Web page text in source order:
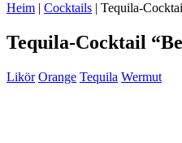
Heim | Cocktails | Tequila-
Tequila-Cocktail
Likör Orange Tequila Wermut